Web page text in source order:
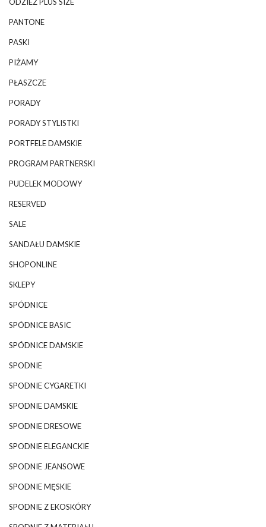
PANTONE
PASKI
PIŻAMY
PŁASZCZE
PORADY
PORADY STYLISTKI
PORTFELE DAMSKIE
PROGRAM PARTNERSKI
PUDELEK MODOWY
RESERVED
SALE
SANDAŁU DAMSKIE
SHOPONLINE
SKLEPY
SPÓDNICE
SPÓDNICE BASIC
SPÓDNICE DAMSKIE
SPODNIE
SPODNIE CYGARETKI
SPODNIE DAMSKIE
SPODNIE DRESOWE
SPODNIE ELEGANCKIE
SPODNIE JEANSOWE
SPODNIE MĘSKIE
SPODNIE Z EKOSKÓRY